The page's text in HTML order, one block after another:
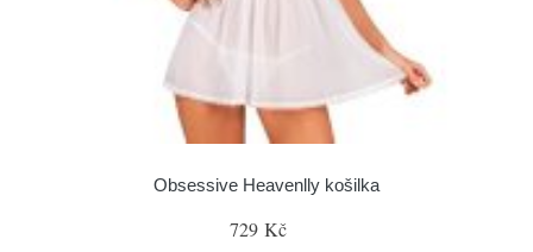
Obsessive Heavenlly košilka
729 Kč